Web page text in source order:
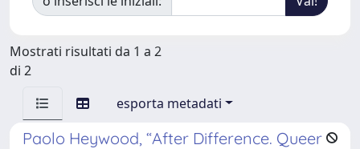
Mostrati risultati da 1 a 2
di 2
esporta metadati
Paolo Heywood, “After Difference. Queer